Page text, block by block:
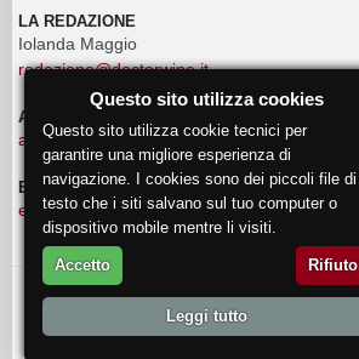
LA REDAZIONE
Iolanda Maggio
redazione@doctorwine.it
ADVERTISING
advertising@doctorwine.it
EVENTI
eventi@doctorwine.it
© 2018 DoctorWine .
Questo sito utilizza cookies
Questo sito utilizza cookie tecnici per
garantire una migliore esperienza di
navigazione. I cookies sono dei piccoli file di
testo che i siti salvano sul tuo computer o
dispositivo mobile mentre li visiti.
Accetto Rifiuto
Leggi tutto